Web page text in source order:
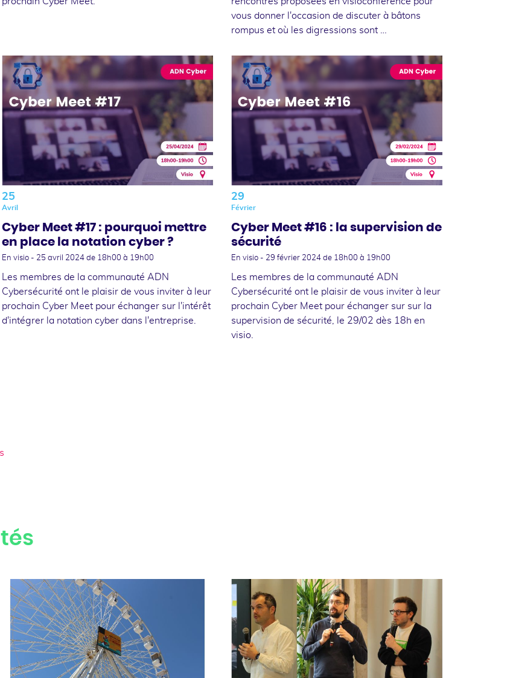
vous donner l'occasion de discuter à bâtons
rompus et où les digressions sont …
25
Avril
Cyber Meet #17 : pourquoi mettre
en place la notation cyber ?
En visio - 25 avril 2024 de 18h00 à 19h00
Les membres de la communauté ADN
Cybersécurité ont le plaisir de vous inviter à leur
prochain Cyber Meet pour échanger sur l'intérêt
d'intégrer la notation cyber dans l'entreprise.
29
Février
Cyber Meet #16 : la supervision de
sécurité
En visio - 29 février 2024 de 18h00 à 19h00
Les membres de la communauté ADN
Cybersécurité ont le plaisir de vous inviter à leur
prochain Cyber Meet pour échanger sur sur la
supervision de sécurité, le 29/02 dès 18h en
visio.